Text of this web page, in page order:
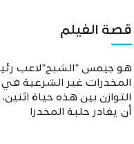
قصة الفيلم
هو جيمس "الشبح"لاعب
المخدرات غير الشرعية
التوازن بين هذه حياة
أن يغادر حلبة المخدرا